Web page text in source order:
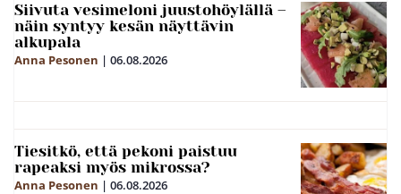
Siivuta vesimeloni juustohöylällä –
näin syntyy kesän näyttävin
alkupala
Anna Pesonen | 06.08.2026
Tiesitkö, että pekoni paistuu
rapeaksi myös mikrossa?
Anna Pesonen | 06.08.2026